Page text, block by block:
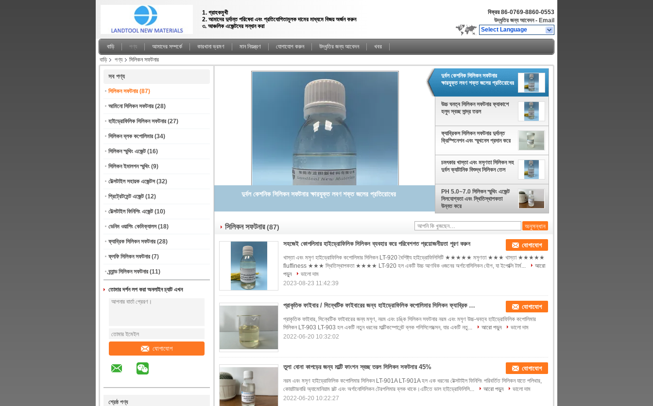
1. গ্রাহকমুখী
2. আমাদের দুর্দান্ত পরিষেবা এবং প্রতিযোগিতামূলক দামের মাধ্যমে বিজয় অর্জন করুন
৩. আঞ্চলিক এজেন্টদের সন্ধান করা
বিক্রয়86-0769-8860-0553
উদ্ধৃতির জন্য আবেদন- Email
Select Language
বাড়ি পণ্য আমাদের সম্পর্কে কারখানা ভ্রমণ মান নিয়ন্ত্রণ যোগাযোগ করুন উদ্ধৃতির জন্য আবেদন
খবর
বাড়ি
পণ্য সিলিকন সফটনার
সব পণ্য
সিলিকন সফটনার (87)
আমিনো সিলিকন সফটনার (28)
হাইড্রোফিলিক সিলিকন সফটনার (27)
সিলিকন ব্লক কপোলিমার (34)
সিলিকন স্মুথিং এজেন্ট (16)
সিলিকন ইমালশন স্মুথিং (9)
টেক্সটাইল সহায়ক এজেন্টস (32)
প্রিট্রেটমেন্ট এজেন্ট (12)
টেক্সটাইল ফিনিশিং এজেন্ট (10)
ডেনিম ওয়াশিং কেমিক্যালস (18)
ফ্যাব্রিক সিলিকন সফটনার (28)
ফ্লফি সিলিকন সফটনার (7)
ব্র্যান্ড সিলিকন সফটনার (11)
তোমার দর্শন লগ করা অনলাইন চ্যাট এখন
যোগাযোগ
শ্রেষ্ঠ পণ্য
উচ্চ ঘনত্ব সিলিকন সফটনার ফ্যাকাশে হলুদ স্বচ্ছ সান্দ্র তরল
দুর্বল কেশনিক সিলিকন সফটনার
ক্ষারযুক্ত লবণ শক্ত জলের প্রতিরোধের
উচ্চ ঘনত্ব সিলিকন সফটনার ফ্যাকাশে
হলুদ স্বচ্ছ সান্দ্র তরল
ফ্যাব্রিকস সিলিকন সফটনার দুর্দান্ত
ক্রিস্পিনেশন এবং স্মুথনেস প্রদান করে
চমৎকার খাস্তা এবং মসৃণতা সিলিকন সহ
দুর্বল ক্যাটানিক বিশুদ্ধ সিলিকন তেল
PH 5.0~7.0 সিলিকন স্মুথিং এজেন্ট
সিলযোগ্যতা এবং স্থিতিস্থাপকতা
উন্নত করে
সিলিকন সফটনার (87)
সহজেই কোপলিমার হাইড্রোফিলিক সিলিকন ব্যবহার করে পরিবেশগত প্রয়োজনীয়তা পূরণ করুন যোগাযোগ
খাস্তা এবং মসৃণ হাইড্রোফিলিক কপোলিমার সিলিকন LT-920 বৈশিষ্ট্য হাইড্রোফিলিসিটি ★★★★★ মসৃণতা ★★★ খাস্তা ★★★★★
fluffiness ★★★ স্থিতিস্থাপকতা ★★★★ LT-920 হল একটি উচ্চ আণবিক ওজনের অর্গানোসিলিকন যৌগ, যা ইপোক্সি টার্ম...
আরো
পড়ুন
ভালো দাম
2023-08-23 11:42:39
প্রাকৃতিক ফাইবার / সিন্থেটিক ফাইবারের জন্য হাইড্রোফিলিক কপোলিমার সিলিকন ফ্যাব্রিক সফটনার যোগাযোগ
প্রাকৃতিক ফাইবার, সিন্থেটিক ফাইবারের জন্য মসৃণ, নরম এবং চঙ্কি সিলিকন সফটনার নরম এবং মসৃণ উচ্চ-ঘনত্ব হাইড্রোফিলিক কপোলিমার
সিলিকন LT-903 LT-903 হল একটি নতুন ধরনের মাল্টিকম্পোনেন্ট ব্লক পলিসিলোক্সেন, যার একটি নতু...
আরো পড়ুন
ভালো দাম
2022-06-20 10:32:02
তুলা বোনা কাপড়ের জন্য মাল্টি ফাংশন স্বচ্ছ তরল সিলিকন সফটনার 45% যোগাযোগ
নরম এবং মসৃণ হাইড্রোফিলিক কপোলিমার সিলিকন LT-901A LT-901A হল এক ধরনের টেক্সটাইল ফিনিশিং পরিবর্তিত সিলিকন যাতে পলিথার,
কোয়াটারনারি অ্যামোনিয়াম সল্ট এবং অর্গানোসিলিকন টেরপলিমার ব্লক থাকে।এটিতে ভাল হাইড্রোফিলিসি...
আরো পড়ুন
ভালো দাম
2022-06-20 10:22:27